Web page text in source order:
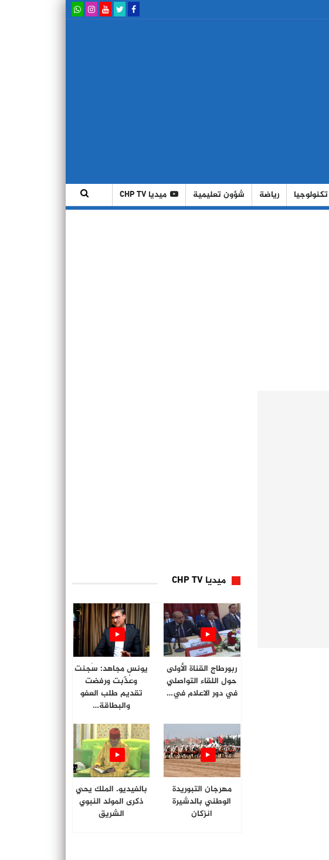
تكنولوجيا رياضة شؤون تعليمية ميديا CHP TV
ميديا CHP TV
ربورطاج القناة الأولى
حول اللقاء التواصلي
في دور الاعلام في…
يونس مجاهد: سُجنت
وعُذّبت ورفضت
تقديم طلب العفو
والبطاقة…
مهرجان التبوريدة
الوطني بالدشيرة
انزكان
بالفيديو. الملك يحي
ذكرى المولد النبوي
الشريق